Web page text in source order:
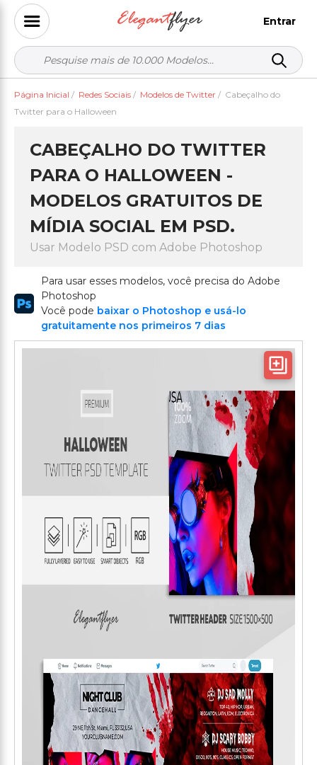
Entrar
Página Inicial / Redes Sociais / Modelos de Twitter / Cabeçalho do
Twitter para o Halloween
CABEÇALHO DO TWITTER
PARA O HALLOWEEN -
MODELOS GRATUITOS DE
MÍDIA SOCIAL EM PSD.
Usar Modelo PSD com Adobe Photoshop
Para usar esses modelos, você precisa do Adobe
Photoshop
Você pode baixar o Photoshop e usá-lo
gratuitamente nos primeiros 7 dias